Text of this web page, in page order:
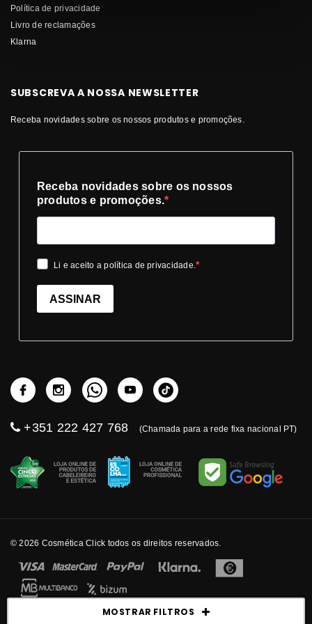
MOSTRAR FILTROS
Política de privacidade
Livro de reclamações
Klarna
SUBSCREVA A NOSSA NEWSLETTER
Receba novidades sobre os nossos produtos e promoções.
Receba novidades sobre os nossos
produtos e promoções.
Li e aceito a política de privacidade.
ASSINAR
+351 222 427 768 (Chamada para a rede fixa nacional PT)
© 2026 Cosmética Click todos os direitos reservados.